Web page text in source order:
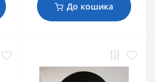
До кошика